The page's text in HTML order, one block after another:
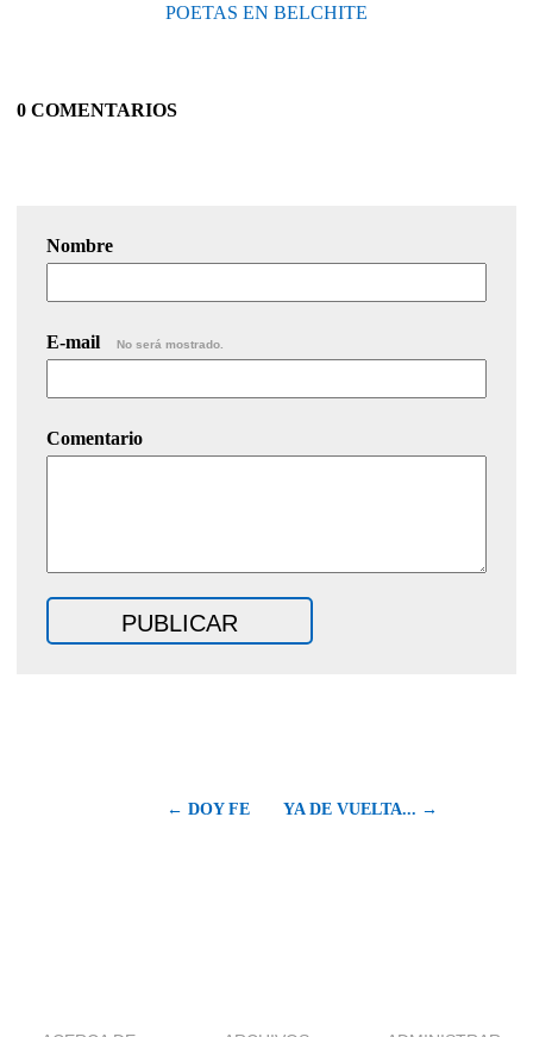
POETAS EN BELCHITE
0 COMENTARIOS
Nombre
E-mail No será mostrado.
Comentario
← DOY FE YA DE VUELTA... →